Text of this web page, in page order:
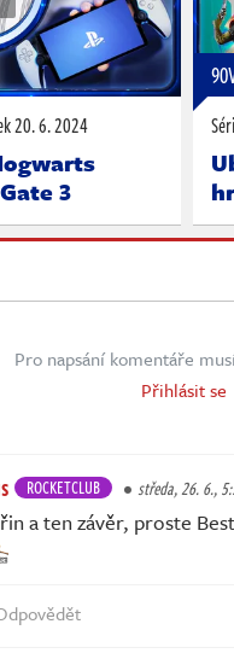
20. 6. 2024
3
Pro napsání komentáře
Přihlásit se
ROCKETCLUB středa, 26. 6.,
a ten závěr, proste